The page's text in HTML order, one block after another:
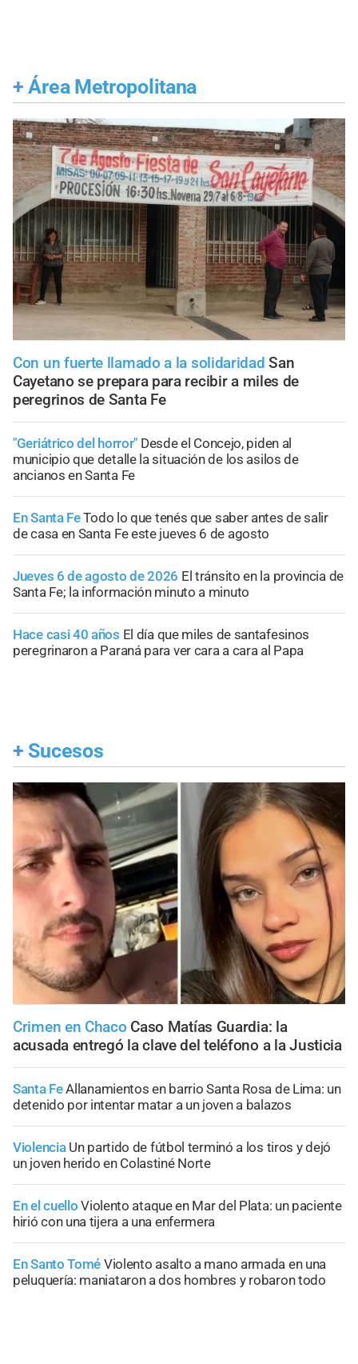
+ Área Metropolitana
Con un fuerte llamado a la solidaridad San
Cayetano se prepara para recibir a miles de
peregrinos de Santa Fe
"Geriátrico del horror" Desde el Concejo, piden al
municipio que detalle la situación de los asilos de
ancianos en Santa Fe
En Santa FeTodo lo que tenés que saber antes de salir
de casa en Santa Fe este jueves 6 de agosto
Jueves 6 de agosto de 2026 El tránsito en la provincia de
Santa Fe; la información minuto a minuto
Hace casi 40 años El día que miles de santafesinos
peregrinaron a Paraná para ver cara a cara al Papa
+ Sucesos
Crimen en Chaco Caso Matías Guardia: la
acusada entregó la clave del teléfono a la Justicia
Santa FeAllanamientos en barrio Santa Rosa de Lima: un
detenido por intentar matar a un joven a balazos
Violencia Un partido de fútbol terminó a los tiros y dejó
un joven herido en Colastiné Norte
En el cuello Violento ataque en Mar del Plata: un paciente
hirió con una tijera a una enfermera
En Santo Tomé Violento asalto a mano armada en una
peluquería: maniataron a dos hombres y robaron todo